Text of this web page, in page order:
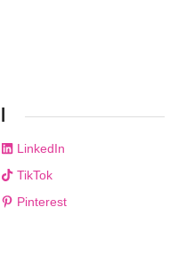
LinkedIn
TikTok
Pinterest